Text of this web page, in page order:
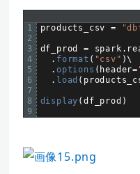
1
2
3
4
5
6
7
8
9
products_csv =
df_prod = spark .
. format ( "csv" )\
.options ( header=
. load (
display (df_prod )